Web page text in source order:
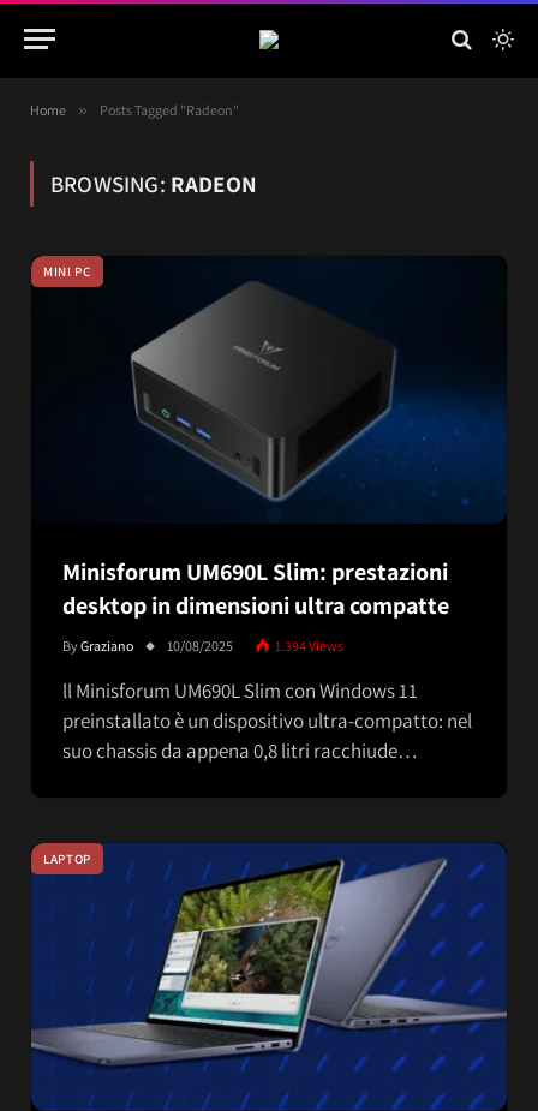
Home » Posts Tagged "Radeon"
BROWSING: RADEON
MINI PC
Minisforum UM690L Slim: prestazioni
desktop in dimensioni ultra compatte
ByGraziano 10/08/2025 1.394Views
ll Minisforum UM690L Slim con Windows 11
preinstallato è un dispositivo ultra-compatto: nel
suo chassis da appena 0,8 litri racchiude…
LAPTOP